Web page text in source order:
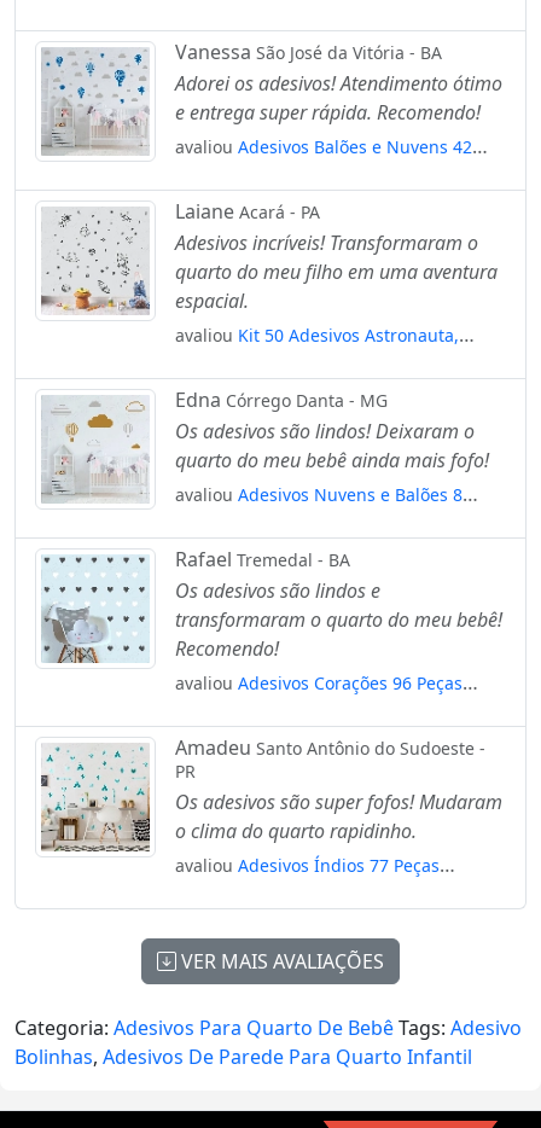
Vanessa São José da Vitória - BA
Adorei os adesivos! Atendimento ótimo
e entrega super rápida. Recomendo!
avaliou Adesivos Balões e Nuvens 42
Infantil Mod:793
Laiane Acará - PA
Adesivos incríveis! Transformaram o
quarto do meu filho em uma aventura
espacial.
avaliou Kit 50 Adesivos Astronauta,
Mod:256
Edna Córrego Danta - MG
Os adesivos são lindos! Deixaram o
quarto do meu bebê ainda mais fofo!
avaliou Adesivos Nuvens e Balões 8
Infantil Mod:648
Rafael Tremedal - BA
Os adesivos são lindos e
transformaram o quarto do meu bebê!
Recomendo!
avaliou Adesivos Corações 96 Peças
Mod:503
Amadeu Santo Antônio do Sudoeste -
PR
Os adesivos são super fofos! Mudaram
o clima do quarto rapidinho.
avaliou Adesivos Índios 77 Peças
VER MAIS AVALIAÇÕES
Categoria: Adesivos Para Quarto De BebêTags: Adesivo
Bolinhas, Adesivos De Parede Para Quarto Infantil